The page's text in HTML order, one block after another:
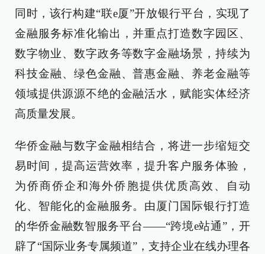
同时，该行构建“联e厦”开放银行平台，实现了
金融服务标准化输出，并重点打造数字园区、
数字物业、数字政务等数字金融场景，持续为
科技金融、绿色金融、普惠金融、养老金融等
领域提供源源不绝的金融活水，赋能实体经济
高质量发展。
华侨金融与数字金融相结合，将进一步缩短交
易时间，提高运营效率，提升客户服务体验，
为侨商侨企和海外侨胞提供优质高效、自动
化、智能化的金融服务。由厦门国际银行打造
的华侨金融数智服务平台——“跨境e站通”，开
辟了“国际业务专属频道”，支持企业在线办理各